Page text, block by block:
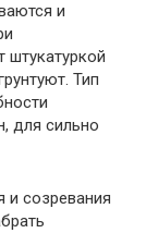
и
штукатуркой
Тип
для сильно
созревания